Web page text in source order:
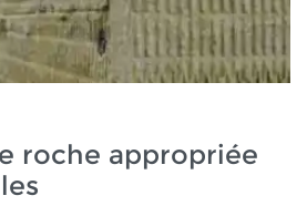
roche appropriée